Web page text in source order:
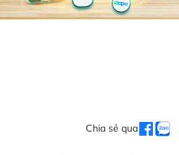
Chia sẻ qua